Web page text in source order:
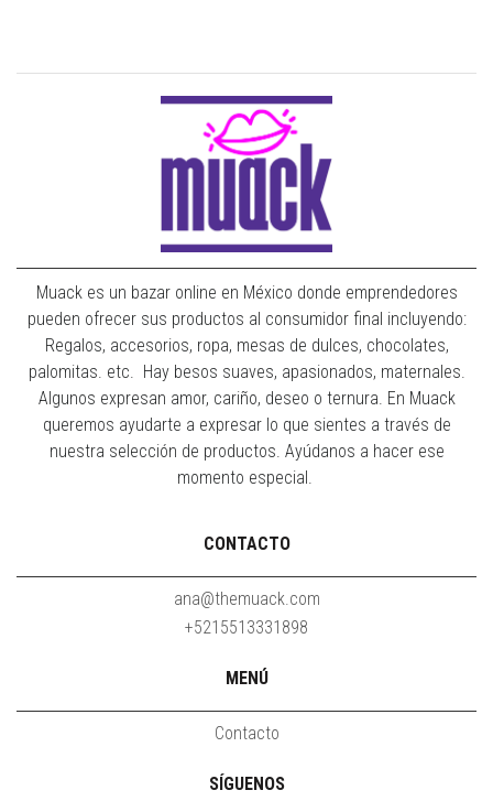
Muack es un bazar online en México donde emprendedores
pueden ofrecer sus productos al consumidor final incluyendo:
Regalos, accesorios, ropa, mesas de dulces, chocolates,
palomitas. etc. Hay besos suaves, apasionados, maternales.
Algunos expresan amor, cariño, deseo o ternura. En Muack
queremos ayudarte a expresar lo que sientes a través de
nuestra selección de productos. Ayúdanos a hacer ese
momento especial.
CONTACTO
ana@themuack.com
+5215513331898
MENÚ
Contacto
SÍGUENOS